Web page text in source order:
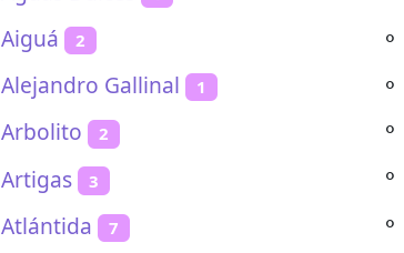
Aiguá 2
Alejandro Gallinal 1
Arbolito 2
Artigas 3
Atlántida 7
⚬
⚬
⚬
⚬
⚬